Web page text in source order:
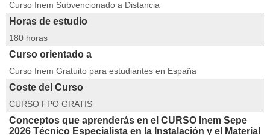
Curso Inem Subvencionado a Distancia
Horas de estudio
180 horas
Curso orientado a
Curso Inem Gratuito para estudiantes en España
Coste del Curso
CURSO FPO GRATIS
Conceptos que aprenderás en el CURSO Inem Sepe
2026 Técnico Especialista en la Instalación y el Material